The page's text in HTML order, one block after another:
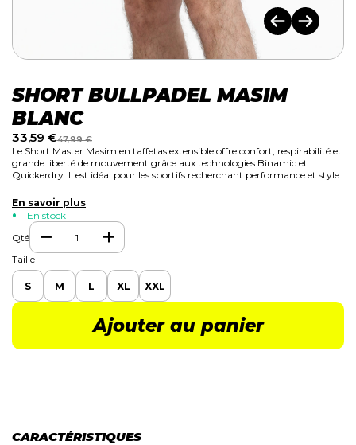
SHORT BULLPADEL MASIM
BLANC
33,59 €47,99€
Le Short Master Masim en taffetas extensible offre confort, respirabilité et
grande liberté de mouvement grâce aux technologies Binamic et
Quickerdry. Il est idéal pour les sportifs recherchant performance et style.
En savoir plus
En stock
Qté
Taille
S M L XL XXL
Ajouter au panier
CARACTÉRISTIQUES